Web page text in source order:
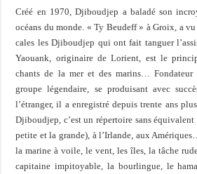
Créé en 1970, Djiboudjep a baladé son
océans du monde. « Ty Beudeff » à Groix, a
cales les Djiboudjep qui ont fait tanguer
Yaouank, originaire de Lorient, est le
chants de la mer et des marins…
groupe légendaire, se produisant avec
l’étranger, il a enregistré depuis trente ans
Djiboudjep, c’est un répertoire sans
petite et la grande), à l’Irlande, aux
la marine à voile, le vent, les îles, la tâche
capitaine impitoyable, la bourlingue, le